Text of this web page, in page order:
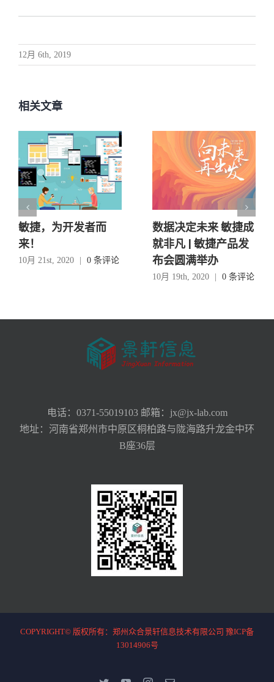
12月 6th, 2019
相关文章
敏捷，为开发者而
来！
10月 21st, 2020 0 条评论
数据决定未来 敏捷成
就非凡 | 敏捷产品发
布会圆满举办
10月 19th, 2020 0 条评论
电话：0371-55019103 邮箱：jx@jx-lab.com
地址：河南省郑州市中原区桐柏路与陇海路升龙金中环
B座36层
COPYRIGHT© 版权所有：郑州众合景轩信息技术有限公司 豫ICP备
13014906号